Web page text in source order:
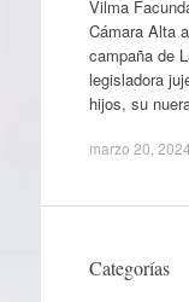
Vilma
Cámara Alta
campaña de
legisladora
hijos, su
marzo 20, 2024
Categorías